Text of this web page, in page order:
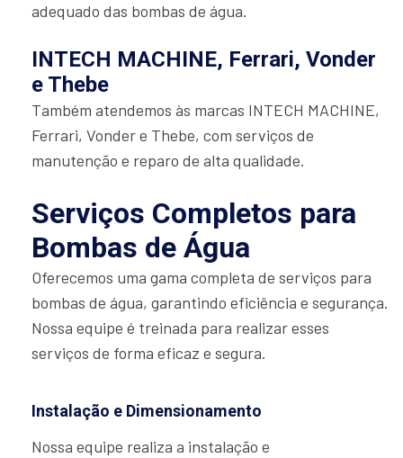
adequado das bombas de água.
INTECH MACHINE, Ferrari, Vonder
e Thebe
Também atendemos às marcas INTECH MACHINE,
Ferrari, Vonder e Thebe, com serviços de
manutenção e reparo de alta qualidade.
Serviços Completos para
Bombas de Água
Oferecemos uma gama completa de serviços para
bombas de água, garantindo eficiência e segurança.
Nossa equipe é treinada para realizar esses
serviços de forma eficaz e segura.
Instalação e Dimensionamento
Nossa equipe realiza a instalação e